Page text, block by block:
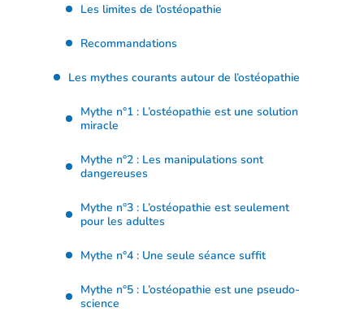
Les limites de l’ostéopathie
Recommandations
Les mythes courants autour de l’ostéopathie
Mythe n°1 : L’ostéopathie est une solution
miracle
Mythe n°2 : Les manipulations sont
dangereuses
Mythe n°3 : L’ostéopathie est seulement
pour les adultes
Mythe n°4 : Une seule séance suffit
Mythe n°5 : L’ostéopathie est une pseudo-
science